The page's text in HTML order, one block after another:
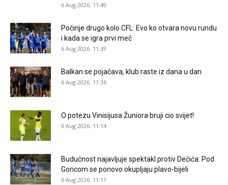
6 Aug 2026. 11:49
Počinje drugo kolo CFL: Evo ko otvara novu rundu
i kada se igra prvi meč
6 Aug 2026. 11:39
Balkan se pojačava, klub raste iz dana u dan
6 Aug 2026. 11:36
O potezu Vinisijusa Žuniora bruji cio svijet!
6 Aug 2026. 11:14
Budućnost najavljuje spektakl protiv Dečića: Pod
Goricom se ponovo okupljaju plavo-bijeli
6 Aug 2026. 11:11